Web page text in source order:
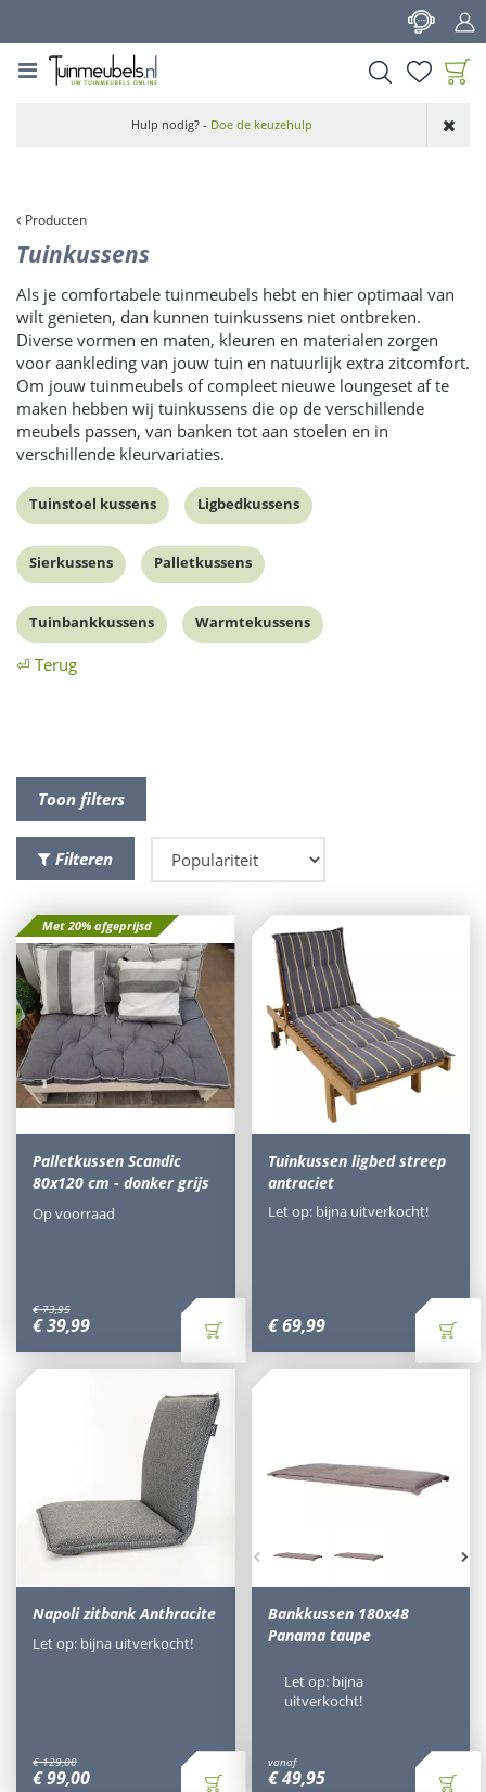
Producten
aan wensenlijst
Hulp nodig? - Doe de keuzehulp
Tuinkussens
Als je comfortabele tuinmeubels hebt en hier optimaal van
wilt genieten, dan kunnen tuinkussens niet ontbreken.
Diverse vormen en maten, kleuren en materialen zorgen
voor aankleding van jouw tuin en natuurlijk extra zitcomfort.
Om jouw tuinmeubels of compleet nieuwe loungeset af te
maken hebben wij tuinkussens die op de verschillende
meubels passen, van banken tot aan stoelen en in
verschillende kleurvariaties.
Tuinstoel kussens Ligbedkussens
Sierkussens Palletkussens
Tuinbankkussens Warmtekussens
⏎ Terug
Toon filters
Filteren
Met 20% afgeprijsd
Palletkussen Scandic
80x120 cm - donker grijs
€ 73,95
€39,99
Op voorraad
Tuinkussen ligbed streep
antraciet
€ 69,99
Let op: bijna uitverkocht!
Napoli zitbank Anthracite
€ 129,00
€99,00
Let op: bijna uitverkocht!
Bankkussen 180x48
Panama taupe
vanaf
€ 49,95
Let op: bijna
uitverkocht!